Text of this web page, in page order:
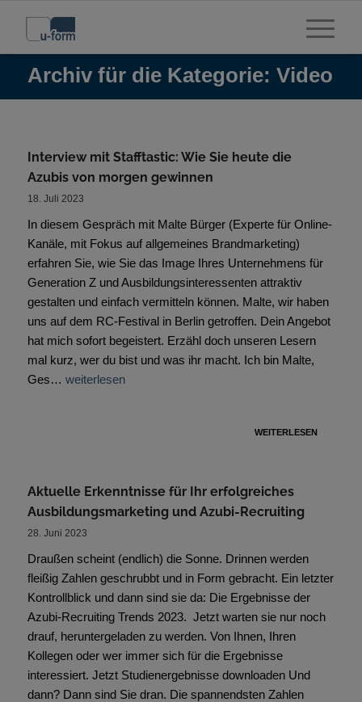
Archiv für die Kategorie: Video
Interview mit Stafftastic: Wie Sie heute die
Azubis von morgen gewinnen
18. Juli 2023
In diesem Gespräch mit Malte Bürger (Experte für Online-
Kanäle, mit Fokus auf allgemeines Brandmarketing)
erfahren Sie, wie Sie das Image Ihres Unternehmens für
Generation Z und Ausbildungsinteressenten attraktiv
gestalten und einfach vermitteln können. Malte, wir haben
uns auf dem RC-Festival in Berlin getroffen. Dein Angebot
hat mich sofort begeistert. Erzähl doch unseren Lesern
mal kurz, wer du bist und was ihr macht. Ich bin Malte,
Ges… weiterlesen
WEITERLESEN
Aktuelle Erkenntnisse für Ihr erfolgreiches
Ausbildungsmarketing und Azubi-Recruiting
28. Juni 2023
Draußen scheint (endlich) die Sonne. Drinnen werden
fleißig Zahlen geschrubbt und in Form gebracht. Ein letzter
Kontrollblick und dann sind sie da: Die Ergebnisse der
Azubi-Recruiting Trends 2023. Jetzt warten sie nur noch
drauf, heruntergeladen zu werden. Von Ihnen, Ihren
Kollegen oder wer immer sich für die Ergebnisse
interessiert. Jetzt Studienergebnisse downloaden Und
dann? Dann sind Sie dran. Die spannendsten Zahlen